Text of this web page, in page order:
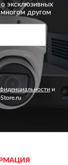
эксклюзивных
другом
и